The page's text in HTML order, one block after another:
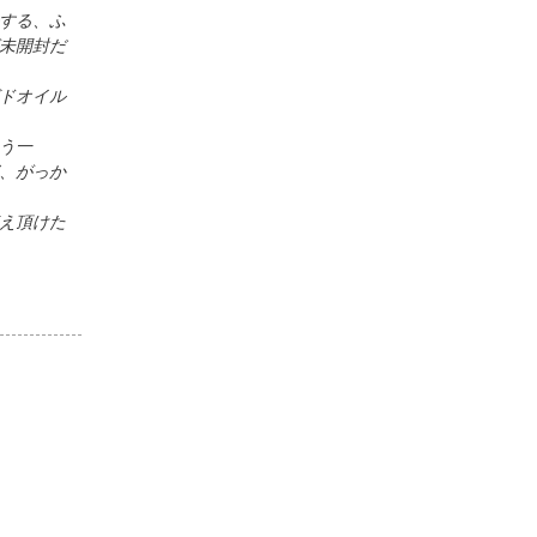
る、ふ
開封だ
オイル
一
がっか
頂けた